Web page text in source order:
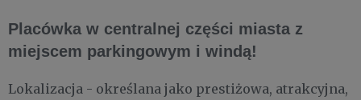
Placówka w centralnej części miasta z
miejscem parkingowym i windą!
Lokalizacja - określana jako prestiżowa, atrakcyjna,